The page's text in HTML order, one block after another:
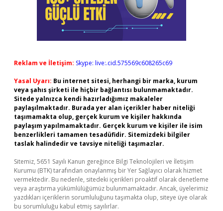
Reklam ve İletişim: Skype: live:.cid.575569c608265c69
Yasal Uyarı: Bu internet sitesi, herhangi bir marka, kurum
veya şahıs şirketi ile hiçbir bağlantısı bulunmamaktadır.
Sitede yalnızca kendi hazırladığımız makaleler
paylaşılmaktadır. Burada yer alan içerikler haber niteliği
taşımamakta olup, gerçek kurum ve kişiler hakkında
paylaşım yapılmamaktadır. Gerçek kurum ve kişiler ile isim
benzerlikleri tamamen tesadüfidir. Sitemizdeki bilgiler
taslak halindedir ve tavsiye niteliği taşımazlar.
Sitemiz, 5651 Sayılı Kanun gereğince Bilgi Teknolojileri ve İletişim
Kurumu (BTK) tarafından onaylanmış bir Yer Sağlayıcı olarak hizmet
vermektedir. Bu nedenle, sitedeki içerikleri proaktif olarak denetleme
veya araştırma yükümlülüğümüz bulunmamaktadır. Ancak, üyelerimiz
yazdıkları içeriklerin sorumluluğunu taşımakta olup, siteye üye olarak
bu sorumluluğu kabul etmiş sayılırlar.